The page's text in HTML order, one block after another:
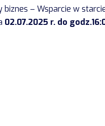
– Wsparcie w
02.07.2025 r. do